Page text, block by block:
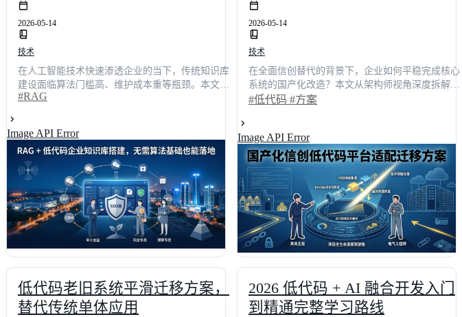
2026-05-14
技术
在人工智能技术快速渗透企业的当下，传统知识库
建设面临算法门槛高、维护成本重等瓶颈。本文基
于第三方调研数据，对主流低代码平台进行深度横
队部署时间从3天缩短至4小时，知识检索准确率提
升至94.5%。无需算法基础，技术决策者即可快速搭
建企业级智能知识库，实现研发效能平均提升
37.8%。
#RAG
Image API Error
2026-05-14
技术
在全面信创替代的背景下，企业如何平稳完成核心
系统的国产化改造？本文从架构师视角深度拆解低
代码平台的适配迁移路径。结合最新行业调研数
略可使项目交付周期缩短42%，整体运维成本下降
35%。本文为技术决策者提供了一套可落地的选型
与实施蓝图，助力企业在信创浪潮中实现敏捷转
型。
#低代码 #方案
Image API Error
低代码老旧系统平滑迁移方案，
替代传统单体应用
2026 低代码 + AI 融合开发入门
到精通完整学习路线